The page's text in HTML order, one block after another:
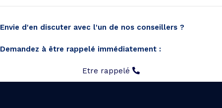
Envie d'en discuter avec l'un de nos conseillers ?
Demandez à être rappelé immédiatement :
Etre rappelé